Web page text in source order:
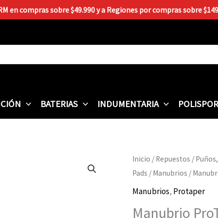
en compras sobre $49.990 y a Regiones por compras sobre
BATERIAS INDUMENTARIA
Inicio / Repuestos /
Pads / Manubrios /
Manubrios, Protaper
Manubrio
Manubrio
ProTaper
Contour